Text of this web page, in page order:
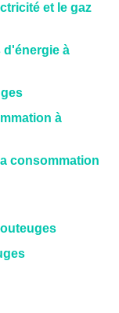
et le gaz
d'énergie à
à
consommation